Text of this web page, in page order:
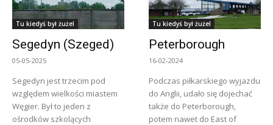
Tu kiedyś był żużel
Segedyn (Szeged)
05-05-2025
Segedyn jest trzecim pod
względem wielkości miastem
Węgier. Był to jeden z
ośrodków szkolących
Tu kiedyś był żużel
Peterborough
16-02-2024
Podczas piłkarskiego wyjazdu
do Anglii, udało się dojechać
także do Peterborough,
potem nawet do East of